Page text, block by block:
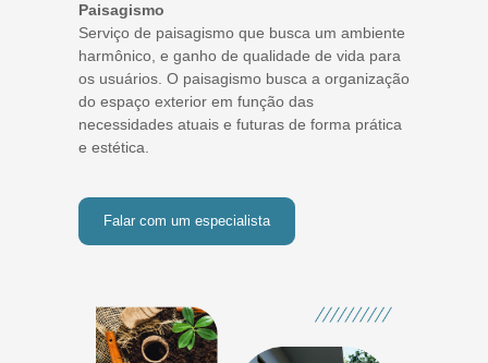
Paisagismo
Serviço de paisagismo que busca um ambiente
harmônico, e ganho de qualidade de vida para
os usuários. O paisagismo busca a organização
do espaço exterior em função das
necessidades atuais e futuras de forma prática
e estética.
Falar com um especialista